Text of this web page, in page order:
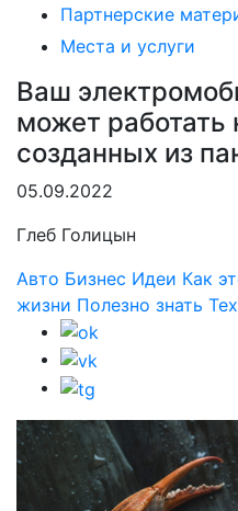
Партнерские
Места и услуги
Ваш
может работать
созданных из
05.09.2022
Глеб Голицын
Авто Бизнес Идеи Как
жизни Полезно знать